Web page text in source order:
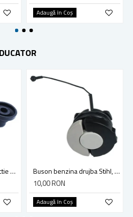
Adaugă în Coş
Aprindere, bobina inductie motocoasa chinezeasca TL43 TL 52, Ruris Dac 210, Dac 310 Buson benzina drujba Stihl, model cu clapeta
10,00 RON
Adaugă în Coş